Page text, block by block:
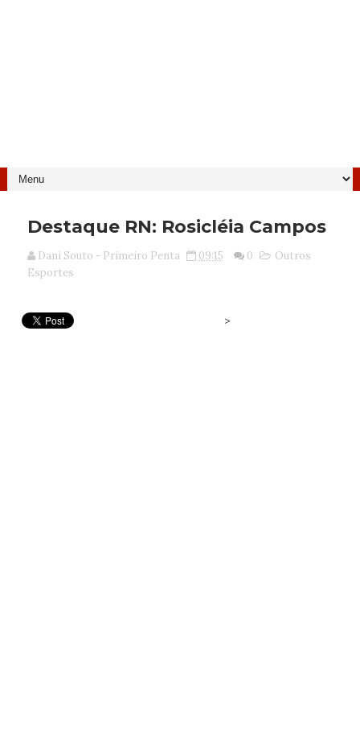
Destaque RN: Rosicléia Campos
Dani Souto - Primeiro Penta 09:15 0
Outros
Esportes
>